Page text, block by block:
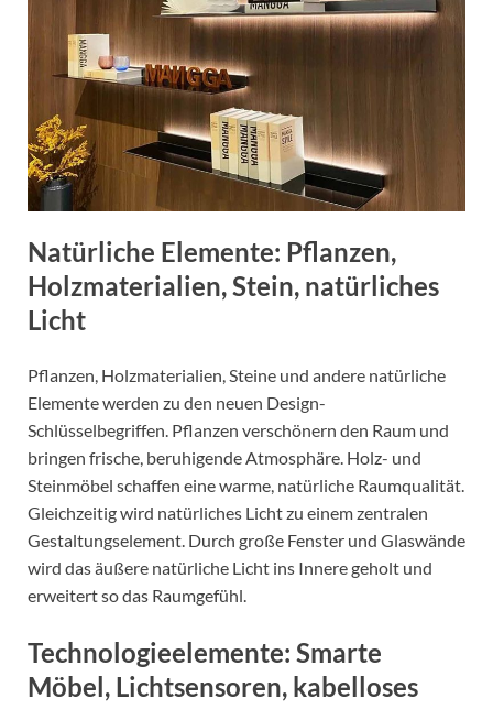
Natürliche Elemente: Pflanzen,
Holzmaterialien, Stein, natürliches
Licht
Pflanzen, Holzmaterialien, Steine und andere natürliche
Elemente werden zu den neuen Design-
Schlüsselbegriffen. Pflanzen verschönern den Raum und
bringen frische, beruhigende Atmosphäre. Holz- und
Steinmöbel schaffen eine warme, natürliche Raumqualität.
Gleichzeitig wird natürliches Licht zu einem zentralen
Gestaltungselement. Durch große Fenster und Glaswände
wird das äußere natürliche Licht ins Innere geholt und
erweitert so das Raumgefühl.
Technologieelemente: Smarte
Möbel, Lichtsensoren, kabelloses